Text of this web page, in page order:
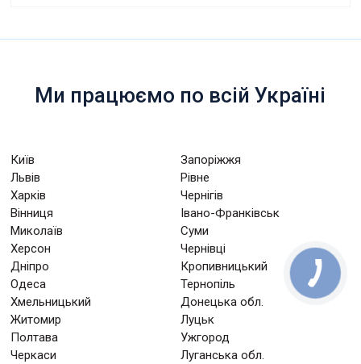
Ми працюємо по всій Україні
Київ
Запоріжжя
Львів
Рівне
Харків
Чернігів
Вінниця
Івано-Франківськ
Миколаїв
Суми
Херсон
Чернівці
Дніпро
Кропивницький
Одеса
Тернопіль
Хмельницький
Донецька обл.
Житомир
Луцьк
Полтава
Ужгород
Черкаси
Луганська обл.